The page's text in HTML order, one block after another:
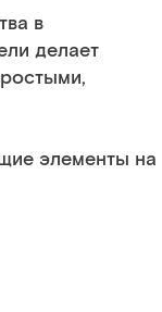
в
делает
элементы на